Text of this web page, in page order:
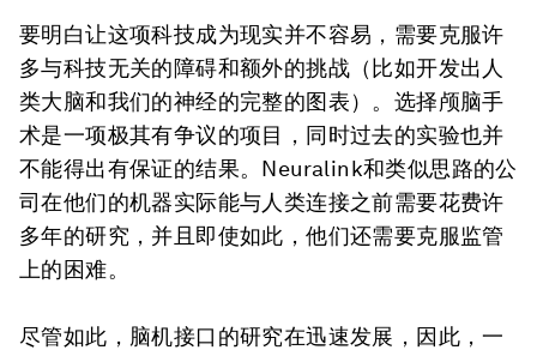
要明白让这项科技成为现实并不容易，需要克服许
多与科技无关的障碍和额外的挑战（比如开发出人
类大脑和我们的神经的完整的图表）。选择颅脑手
术是一项极其有争议的项目，同时过去的实验也并
不能得出有保证的结果。Neuralink和类似思路的公
司在他们的机器实际能与人类连接之前需要花费许
多年的研究，并且即使如此，他们还需要克服监管
上的困难。
尽管如此，脑机接口的研究在迅速发展，因此，一